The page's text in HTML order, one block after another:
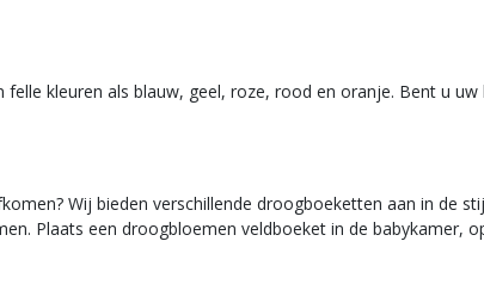
kleuren als blauw, geel, roze, rood en oranje. Bent u
Wij bieden verschillende droogboeketten aan in de
Plaats een droogbloemen veldboeket in de babykamer,